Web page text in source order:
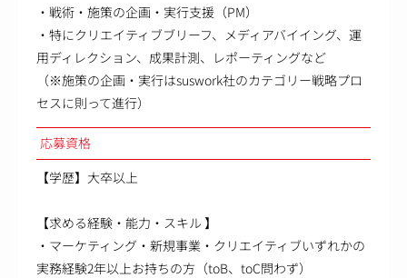
・戦術・施策の企画・実行支援（PM）
・特にクリエイティブブリーフ、メディアバイイング、運
用ディレクション、成果計測、レポーティングなど
（※施策の企画・実行はsuswork社のカテゴリー戦略プロ
セスに則って進行）
応募資格
【学歴】大卒以上
【求める経験・能力・スキル 】
・マーケティング・新規事業・クリエイティブいずれかの
実務経験2年以上お持ちの方（toB、toC問わず）